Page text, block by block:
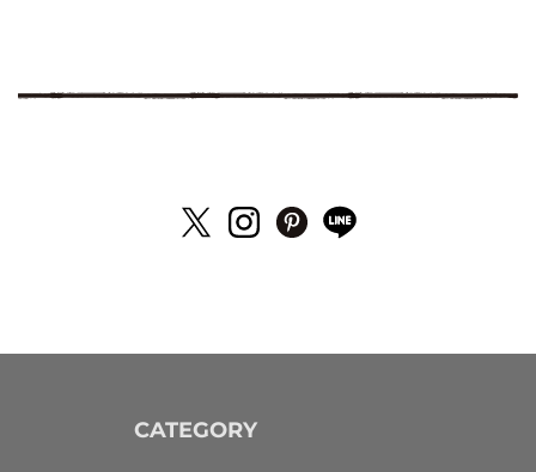
CATEGORY